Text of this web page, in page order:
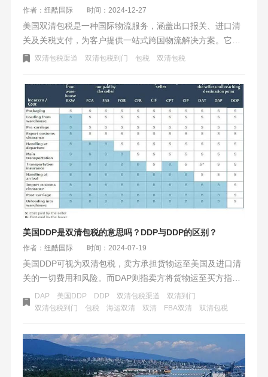
作者：纽酷国际 时间：2024-12-27
美国双清包税是一种国际物流服务，涵盖出口报关、进口清
关及关税支付，为客户提供一站式跨国物流解决方案。它分
为包税和不包税两种，前者物流公司预付税费，后者客户自
等，可能包含附加费用。选择时需注意税费政策、物流公司
可靠性及货物包装。美国双清包税以高效便捷著称，深受出
口至美国的企业和个人青睐，有助于货物顺畅运输。
双清包税渠道 双清包税到门 包税 双清包税
美国DDP是双清包税的意思吗？DDP与DDP的区别？
作者：纽酷国际 时间：2024-07-19
美国DDP可视为双清包税，卖方承担货物运至美国及进口清
关的一切费用和风险。而DAP则指卖方将货物运至买方指定
地点，但不负责进口清关，买方需自行处理。DDP与DAP的
区别主要在于责任和费用的承担方不同。
DAP 美国DDP DDP 双清包税渠道
双清到门
双清包税到门
包税 海运双清 双清 FBA双清 双清包税